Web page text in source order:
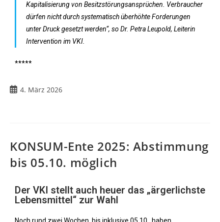
Kapitalisierung von Besitzstörungsansprüchen. Verbraucher
dürfen nicht durch systematisch überhöhte Forderungen
unter Druck gesetzt werden“, so Dr. Petra Leupold, Leiterin
Intervention im VKI.
*****
4. März 2026
KONSUM-Ente 2025: Abstimmung
bis 05.10. möglich
Der VKI stellt auch heuer das „ärgerlichste
Lebensmittel“ zur Wahl